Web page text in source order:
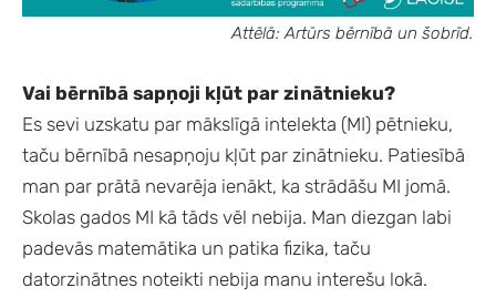
Attēlā: Artūrs bērnībā un šobrīd.
Vai bērnībā sapņoji kļūt par zinātnieku?
Es sevi uzskatu par mākslīgā intelekta (MI) pētnieku,
taču bērnībā nesapņoju kļūt par zinātnieku. Patiesībā
man par prātā nevarēja ienākt, ka strādāšu MI jomā.
Skolas gados MI kā tāds vēl nebija. Man diezgan labi
padevās matemātika un patika fizika, taču
datorzinātnes noteikti nebija manu interešu lokā.